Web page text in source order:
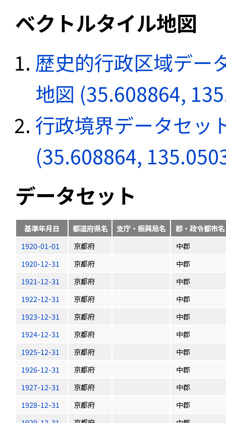
ベクトルタイル地図
歴史的行政区域デー
地図 (35.608864,
行政境界データセッ
(35.608864,
データセット
基準年月日 都道府県名 支庁・振興局名
郡・政令都市名
1920-01-01
京都府
中郡
1920-12-31
京都府
中郡
1921-12-31
京都府
中郡
1922-12-31
京都府
中郡
1923-12-31
京都府
中郡
1924-12-31
京都府
中郡
1925-12-31
京都府
中郡
1926-12-31
京都府
中郡
1927-12-31
京都府
中郡
1928-12-31
京都府
中郡